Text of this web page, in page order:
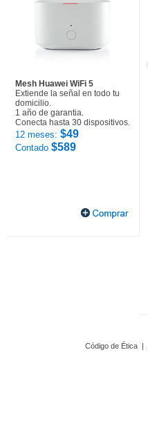
Mesh Huawei WiFi 5
Extiende la señal en todo tu
domicilio.
1 año de garantia.
Conecta hasta 30 dispositivos.
12 meses: $49
Contado $589
Código de Ética |